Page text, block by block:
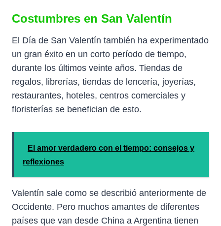
Costumbres en San Valentín
El Día de San Valentín también ha experimentado
un gran éxito en un corto período de tiempo,
durante los últimos veinte años. Tiendas de
regalos, librerías, tiendas de lencería, joyerías,
restaurantes, hoteles, centros comerciales y
floristerías se benefician de esto.
El amor verdadero con el tiempo: consejos y
reflexiones
Valentín sale como se describió anteriormente de
Occidente. Pero muchos amantes de diferentes
países que van desde China a Argentina tienen